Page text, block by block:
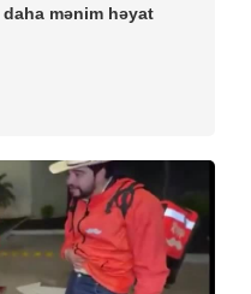
daha mənim həyat